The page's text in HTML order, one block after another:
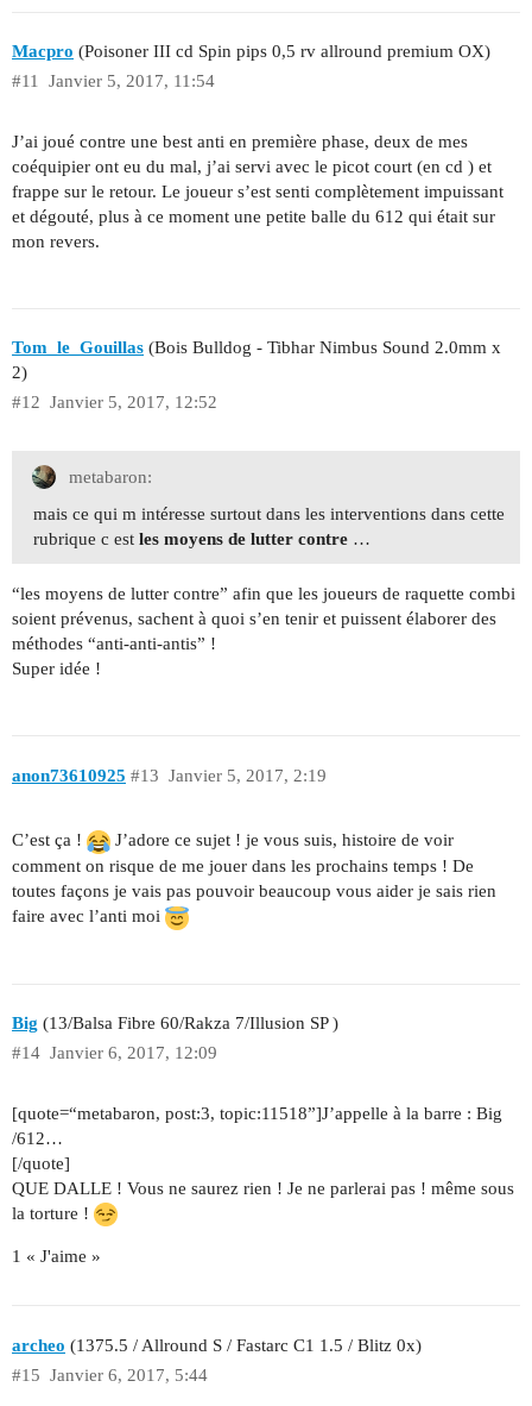
Macpro (Poisoner III cd Spin pips 0,5 rv allround premium OX)
Janvier 5, 2017, 11:54
#11
J’ai joué contre une best anti en première phase, deux de mes
coéquipier ont eu du mal, j’ai servi avec le picot court (en cd ) et
frappe sur le retour. Le joueur s’est senti complètement impuissant
et dégouté, plus à ce moment une petite balle du 612 qui était sur
mon revers.
Tom_le_Gouillas (Bois Bulldog - Tibhar Nimbus Sound 2.0mm x
2)
Janvier 5, 2017, 12:52
#12
metabaron:
mais ce qui m intéresse surtout dans les interventions dans cette
rubrique c est les moyens de lutter contre …
“les moyens de lutter contre” afin que les joueurs de raquette combi
soient prévenus, sachent à quoi s’en tenir et puissent élaborer des
méthodes “anti-anti-antis” !
Super idée !
anon73610925 Janvier 5, 2017, 2:19
#13
C’est ça !
J’adore ce sujet ! je vous suis, histoire de voir
comment on risque de me jouer dans les prochains temps ! De
toutes façons je vais pas pouvoir beaucoup vous aider je sais rien
faire avec l’anti moi
Big (13/Balsa Fibre 60/Rakza 7/Illusion SP )
Janvier 6, 2017, 12:09
#14
[quote=“metabaron, post:3, topic:11518”]J’appelle à la barre : Big
/612…
[/quote]
QUE DALLE ! Vous ne saurez rien ! Je ne parlerai pas ! même sous
la torture !
1 « J'aime »
archeo (1375.5 / Allround S / Fastarc C1 1.5 / Blitz 0x)
Janvier 6, 2017, 5:44
#15